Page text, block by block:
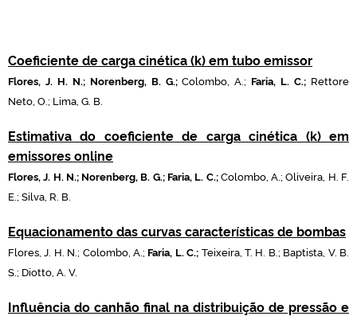
Coeficiente de carga cinética (k) em tubo emissor
Flores, J. H. N.; Norenberg, B. G.;Colombo, A.; Faria, L. C.; Rettore
Neto, O.; Lima, G. B.
Estimativa do coeficiente de carga cinética (k) em
emissores online
Flores, J. H. N.; Norenberg, B. G.; Faria, L. C.;Colombo, A.; Oliveira, H. F.
E.; Silva, R. B.
Equacionamento das curvascaracterísticasde bombas
Flores, J. H. N.; Colombo, A.; Faria, L. C.; Teixeira, T. H. B.; Baptista, V. B.
S.; Diotto, A. V.
Influência do canhão final na distribuição de pressão e